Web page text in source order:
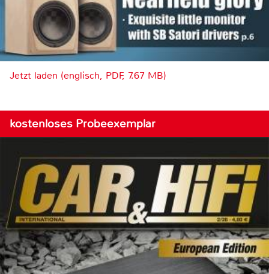
Jetzt laden (englisch, PDF, 7.67 MB)
kostenloses Probeexemplar